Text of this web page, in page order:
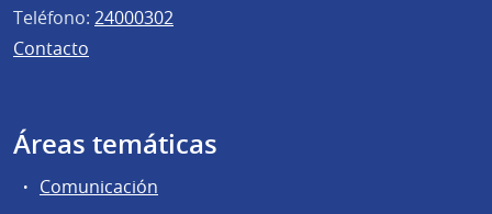
Teléfono: 24000302
Contacto
Áreas temáticas
Comunicación